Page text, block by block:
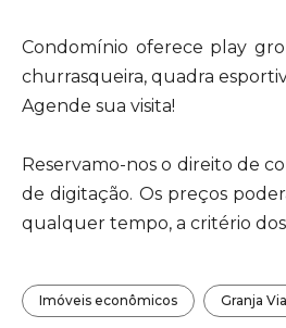
Condomínio oferece play
churrasqueira, quadra
Agende sua visita!
Reservamo-nos o direito de
de digitação. Os preços
qualquer tempo, a critério
Imóveis econômicos Granja